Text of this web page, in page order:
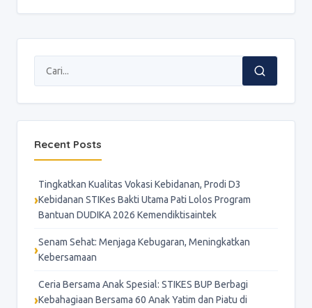
Recent Posts
Tingkatkan Kualitas Vokasi Kebidanan, Prodi D3
Kebidanan STIKes Bakti Utama Pati Lolos Program
Bantuan DUDIKA 2026 Kemendiktisaintek
Senam Sehat: Menjaga Kebugaran, Meningkatkan
Kebersamaan
Ceria Bersama Anak Spesial: STIKES BUP Berbagi
Kebahagiaan Bersama 60 Anak Yatim dan Piatu di